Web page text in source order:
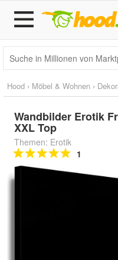
Hood › Möbel & Wohnen ›
Wandbilder Erotik
XXL Top
Themen: Erotik
1